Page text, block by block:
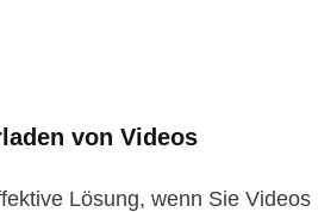
von Videos
Lösung, wenn Sie Videos